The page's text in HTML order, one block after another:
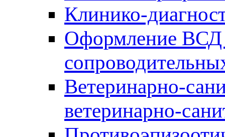
Клинико-
Оформление ВСД
Ветеринарно-
ветеринарно-